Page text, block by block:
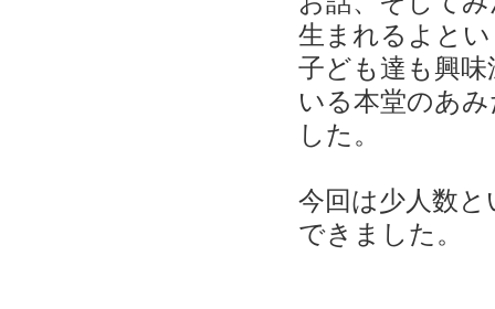
生まれるよと
子ども達も興
いる本堂のあ
した。
今回は少人数
できました。